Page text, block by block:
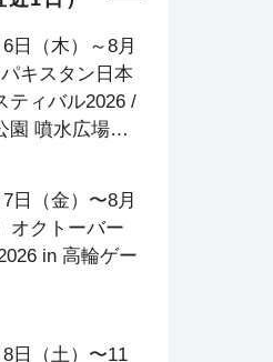
日（木）～8月
キスタン日本
ティバル2026 /
園 噴水広場
）
日（金）〜8月
オクトーバー
in 高輪ゲー
日（土）〜11